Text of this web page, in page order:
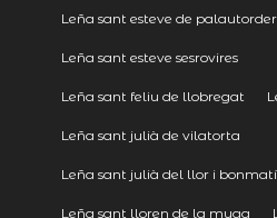
Leña sant esteve de
Leña sant esteve sesrovires
Leña sant feliu de llobregat
Leña sant julià de vilatorta
Leña sant julià del llor i bonmatí
Leña sant lloren de la muga